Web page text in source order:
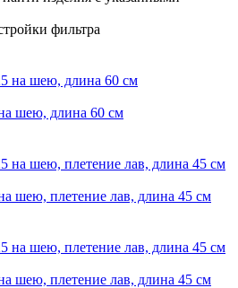
фильтра
шею, длина 60 см
шею, плетение лав, длина 45 см
шею, плетение лав, длина 45 см